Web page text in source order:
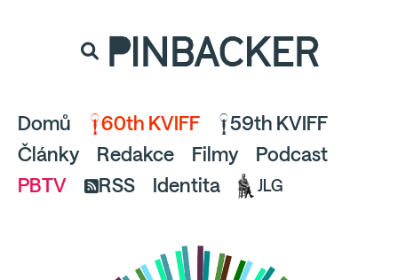
a pusťte se do čtení.
PINBACKER
Domů 60th KVIFF
59th KVIFF
Články
Redakce Filmy
Podcast
PBTV
RSS Identita JLG